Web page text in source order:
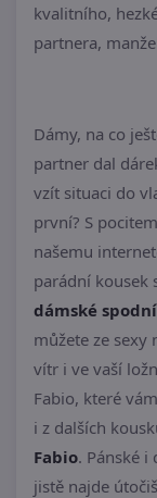
kvalitního,
partnera,
Dámy, na co
partner dal
vzít situaci do
první? S
našemu
parádní kousek
dámské
můžete ze sexy
vítr i ve vaší
Fabio, které
i z dalších
Fabio. Pánské i
jistě najde